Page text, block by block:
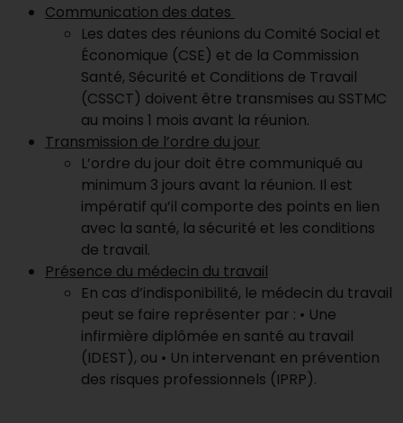
Communication des dates
Les dates des réunions du Comité Social et
Économique (CSE) et de la Commission
Santé, Sécurité et Conditions de Travail
(CSSCT) doivent être transmises au SSTMC
au moins 1 mois avant la réunion.
Transmission de l’ordre du jour
L’ordre du jour doit être communiqué au
minimum 3 jours avant la réunion. Il est
impératif qu’il comporte des points en lien
avec la santé, la sécurité et les conditions
de travail.
Présence du médecin du travail
En cas d’indisponibilité, le médecin du travail
peut se faire représenter par : • Une
infirmière diplômée en santé au travail
(IDEST), ou • Un intervenant en prévention
des risques professionnels (IPRP).